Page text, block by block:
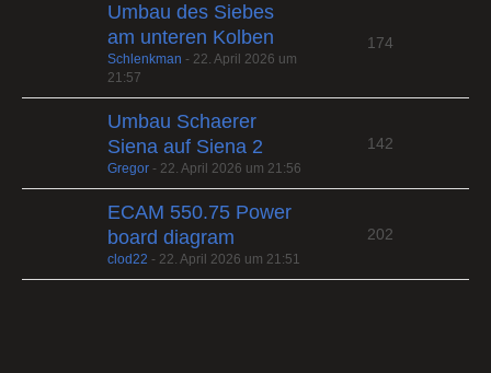
Umbau des Siebes
am unteren Kolben
Schlenkman - 22. April 2026 um
21:57
174
Umbau Schaerer
Siena auf Siena 2
Gregor - 22. April 2026 um 21:56
142
ECAM 550.75 Power
board diagram
clod22 - 22. April 2026 um 21:51
202